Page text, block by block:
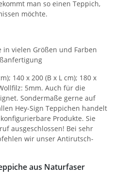
man so einen Teppich,
möchte.
in vielen Größen und Farben
140 x 200 (B x L cm); 180 x
5mm. Auch für die
Sondermaße gerne auf
Hey-Sign Teppichen handelt
Produkte. Sie
ausgeschlossen! Bei sehr
wir unser Antirutsch-
aus Naturfaser